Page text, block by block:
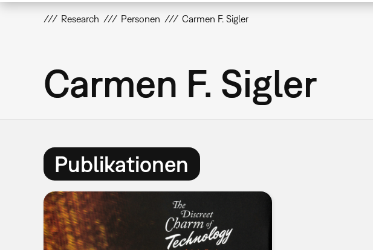
Research Personen Carmen F. Sigler
Carmen F. Sigler
Publikationen